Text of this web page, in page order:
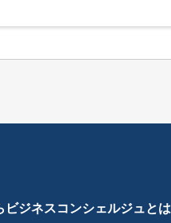
ビジネスコンシェルジュとは